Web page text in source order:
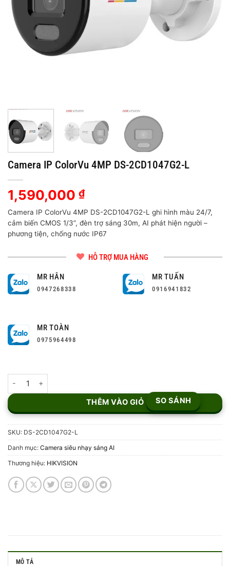
Camera IP ColorVu 4MP DS-2CD1047G2-L
1,590,000 ₫
Camera IP ColorVu 4MP DS-2CD1047G2-L ghi hình màu 24/7,
cảm biến CMOS 1/3”, đèn trợ sáng 30m, AI phát hiện người –
phương tiện, chống nước IP67
HỖ TRỢ MUA HÀNG
MR HÂN
0947268338
MR TUẤN
0916941832
MR TOÀN
0975964498
THÊM VÀO GIỎ SO SÁNH
SKU: DS-2CD1047G2-L
Danh mục: Camera siêu nhạy sáng AI
Thương hiệu: HIKVISION
MÔ TẢ